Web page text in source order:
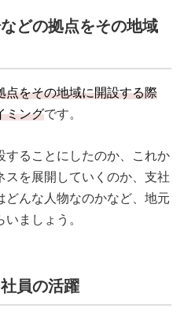
どの拠点をその地域
点をその地域に開設する際
ミングです。
することにしたのか、これか
スを展開していくのか、支社
どんな人物なのかなど、地元
ましょう。
員の活躍